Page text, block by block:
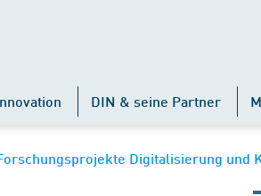
DIN & seine Partner
Digitalisierung und